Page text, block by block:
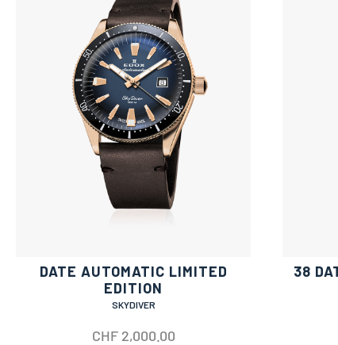
DATE AUTOMATIC LIMITED
EDITION
SKYDIVER
CHF2,000.00
38